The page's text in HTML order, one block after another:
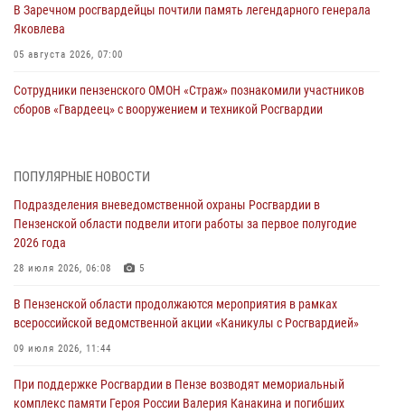
В Заречном росгвардейцы почтили память легендарного генерала
Яковлева
05 августа 2026, 07:00
Сотрудники пензенского ОМОН «Страж» познакомили участников
сборов «Гвардеец» с вооружением и техникой Росгвардии
В Пензе сотрудники Росгвардии оказали помощь
05 августа 2026, 04:00
В Пензе при силовой поддержке Росгвардии пресечена
деятельность ОПГ, маскировавшейся под реабилитационный центр
В Управлении Росгвардии по Пензенской области подвели итоги
04 августа 2026, 06:08
ПОПУЛЯРНЫЕ НОВОСТИ
Подразделения вневедомственной охраны Росгвардии в
Пензенской области подвели итоги работы за первое полугодие
2026 года
28 июля 2026, 06:08 5
В Пензенской области продолжаются мероприятия в рамках
всероссийской ведомственной акции «Каникулы с Росгвардией»
09 июля 2026, 11:44
При поддержке Росгвардии в Пензе возводят мемориальный
комплекс памяти Героя России Валерия Канакина и погибших